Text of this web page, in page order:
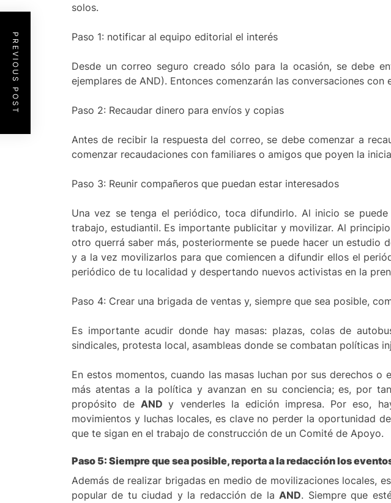
solos.
Paso 1: notificar al equipo editorial el interés
Desde un correo seguro creado sólo para la ocasión, se debe
ejemplares de AND). Entonces comenzarán las conversaciones con
Paso 2: Recaudar dinero para envíos y copias
Antes de recibir la respuesta del correo, se debe comenzar a
comenzar recaudaciones con familiares o amigos que poyen la
Paso 3: Reunir compañeros que puedan estar interesados
Una vez se tenga el periódico, toca difundirlo. Al inicio se
trabajo, estudiantil. Es importante publicitar y movilizar. Al
otro querrá saber más, posteriormente se puede hacer un estudio
y a la vez movilizarlos para que comiencen a difundir ellos el
periódico de tu localidad y despertando nuevos activistas en la
Paso 4: Crear una brigada de ventas y, siempre que sea posible,
Es importante acudir donde hay masas: plazas, colas de
sindicales, protesta local, asambleas donde se combatan políticas
En estos momentos, cuando las masas luchan por sus derechos
más atentas a la política y avanzan en su conciencia; es, por
propósito deANDy venderles la edición impresa. Por eso,
movimientos y luchas locales, es clave no perder la oportunidad
que te sigan en el trabajo de construcción de un Comité de Apoyo.
Paso 5: Siempre que sea posible, reporta a la redacción los
Además de realizar brigadas en medio de movilizaciones locales,
popular de tu ciudad y la redacción de laAND. Siempre que
PREVIOUS POST